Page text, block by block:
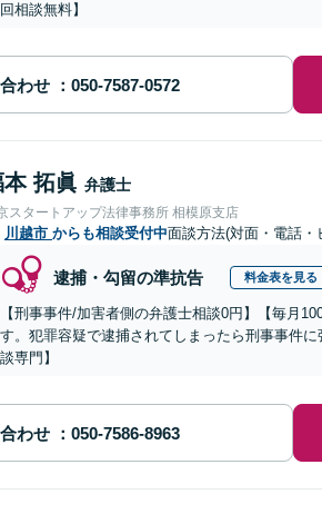
回相談無料】
わせ
拓眞 弁護士
スタートアップ法律事務所 相模原支店
川越市 からも相談受付中面談方法(対面・電話・
逮捕・勾留の準抗告 料金表を見る
【刑事事件/加害者側の弁護士相談0円】【毎月
す。犯罪容疑で逮捕されてしまったら刑事事件
談専門】
わせ